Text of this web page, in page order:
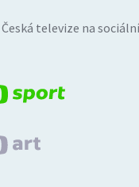
Česká televize na